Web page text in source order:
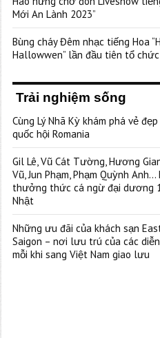
Mới An Lành 2023”
Bùng cháy Đêm nhạc tiếng Hoa
Hallowwen” lần đầu tiên tổ chức
Trải nghiệm sống
Cùng Lý Nhã Kỳ khám phá vẻ
quốc hội Romania
Gil Lê, Vũ Cát Tường, Hương
Vũ, Jun Phạm, Phạm Quỳnh
thưởng thức cá ngừ đại dương
Nhật
Những ưu đãi của khách sạn
Saigon – nơi lưu trú của các
mỗi khi sang Việt Nam giao lưu